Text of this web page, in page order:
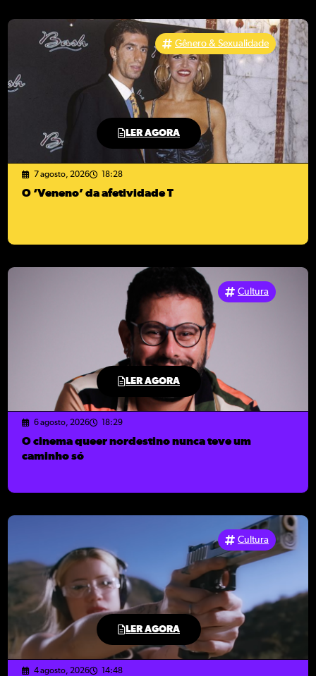
LER AGORA
Gênero & Sexualidade
7 agosto, 2026 18:28
O ‘Veneno’ da afetividade T
LER AGORA
Cultura
6 agosto, 2026 18:29
O cinema queer nordestino nunca teve um
caminho só
LER AGORA
Cultura
4 agosto, 2026 14:48